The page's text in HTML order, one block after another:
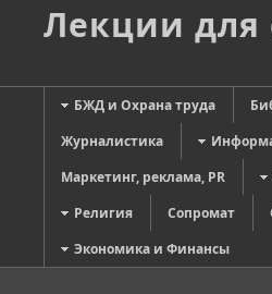
Лекции для
БЖД и Охрана труда
Журналистика
Маркетинг, реклама, PR
Религия
Сопромат
Экономика и Финансы